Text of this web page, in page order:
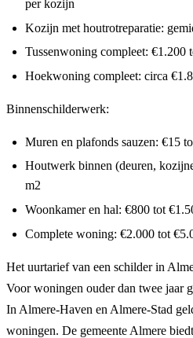
per kozijn
Kozijn met houtrotreparatie:
Tussenwoning compleet: €1.200
Hoekwoning compleet: circa
Binnenschilderwerk:
Muren en plafonds sauzen: €15
Houtwerk binnen (deuren,
m2
Woonkamer en hal: €800 tot
Complete woning: €2.000 tot
Het uurtarief van een schilder in
Voor woningen ouder dan twee jaar
In Almere-Haven en Almere-Stad
woningen. De gemeente Almere